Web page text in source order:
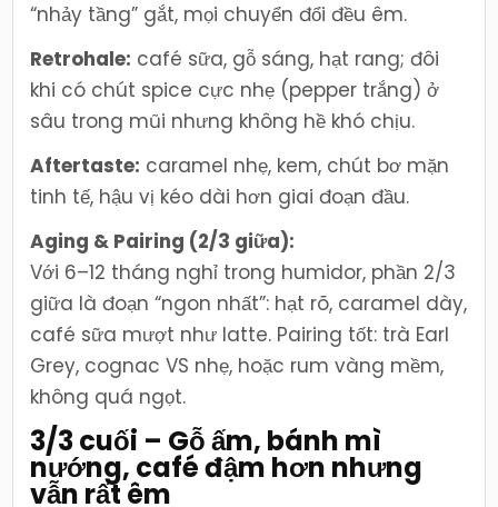
“nhảy tầng” gắt, mọi chuyển đổi đều êm.
Retrohale: café sữa, gỗ sáng, hạt rang; đôi
khi có chút spice cực nhẹ (pepper trắng) ở
sâu trong mũi nhưng không hề khó chịu.
Aftertaste: caramel nhẹ, kem, chút bơ mặn
tinh tế, hậu vị kéo dài hơn giai đoạn đầu.
Aging & Pairing (2/3 giữa):
Với 6–12 tháng nghỉ trong humidor, phần 2/3
giữa là đoạn “ngon nhất”: hạt rõ, caramel dày,
café sữa mượt như latte. Pairing tốt: trà Earl
Grey, cognac VS nhẹ, hoặc rum vàng mềm,
không quá ngọt.
3/3 cuối – Gỗ ấm, bánh mì
nướng, café đậm hơn nhưng
vẫn rất êm